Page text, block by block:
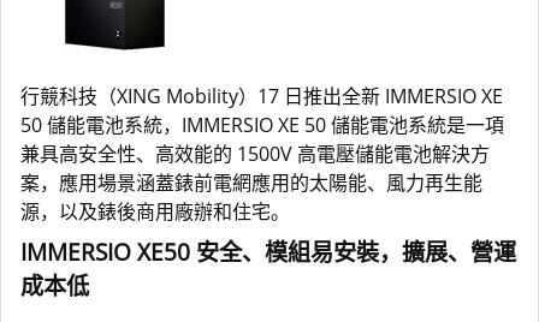
行競科技（XING Mobility）17 日推出全新 IMMERSIO XE
50 儲能電池系統，IMMERSIO XE 50 儲能電池系統是一項
兼具高安全性、高效能的 1500V 高電壓儲能電池解決方
案，應用場景涵蓋錶前電網應用的太陽能、風力再生能
源，以及錶後商用廠辦和住宅。
IMMERSIO XE50 安全、模組易安裝，擴展、營運
成本低